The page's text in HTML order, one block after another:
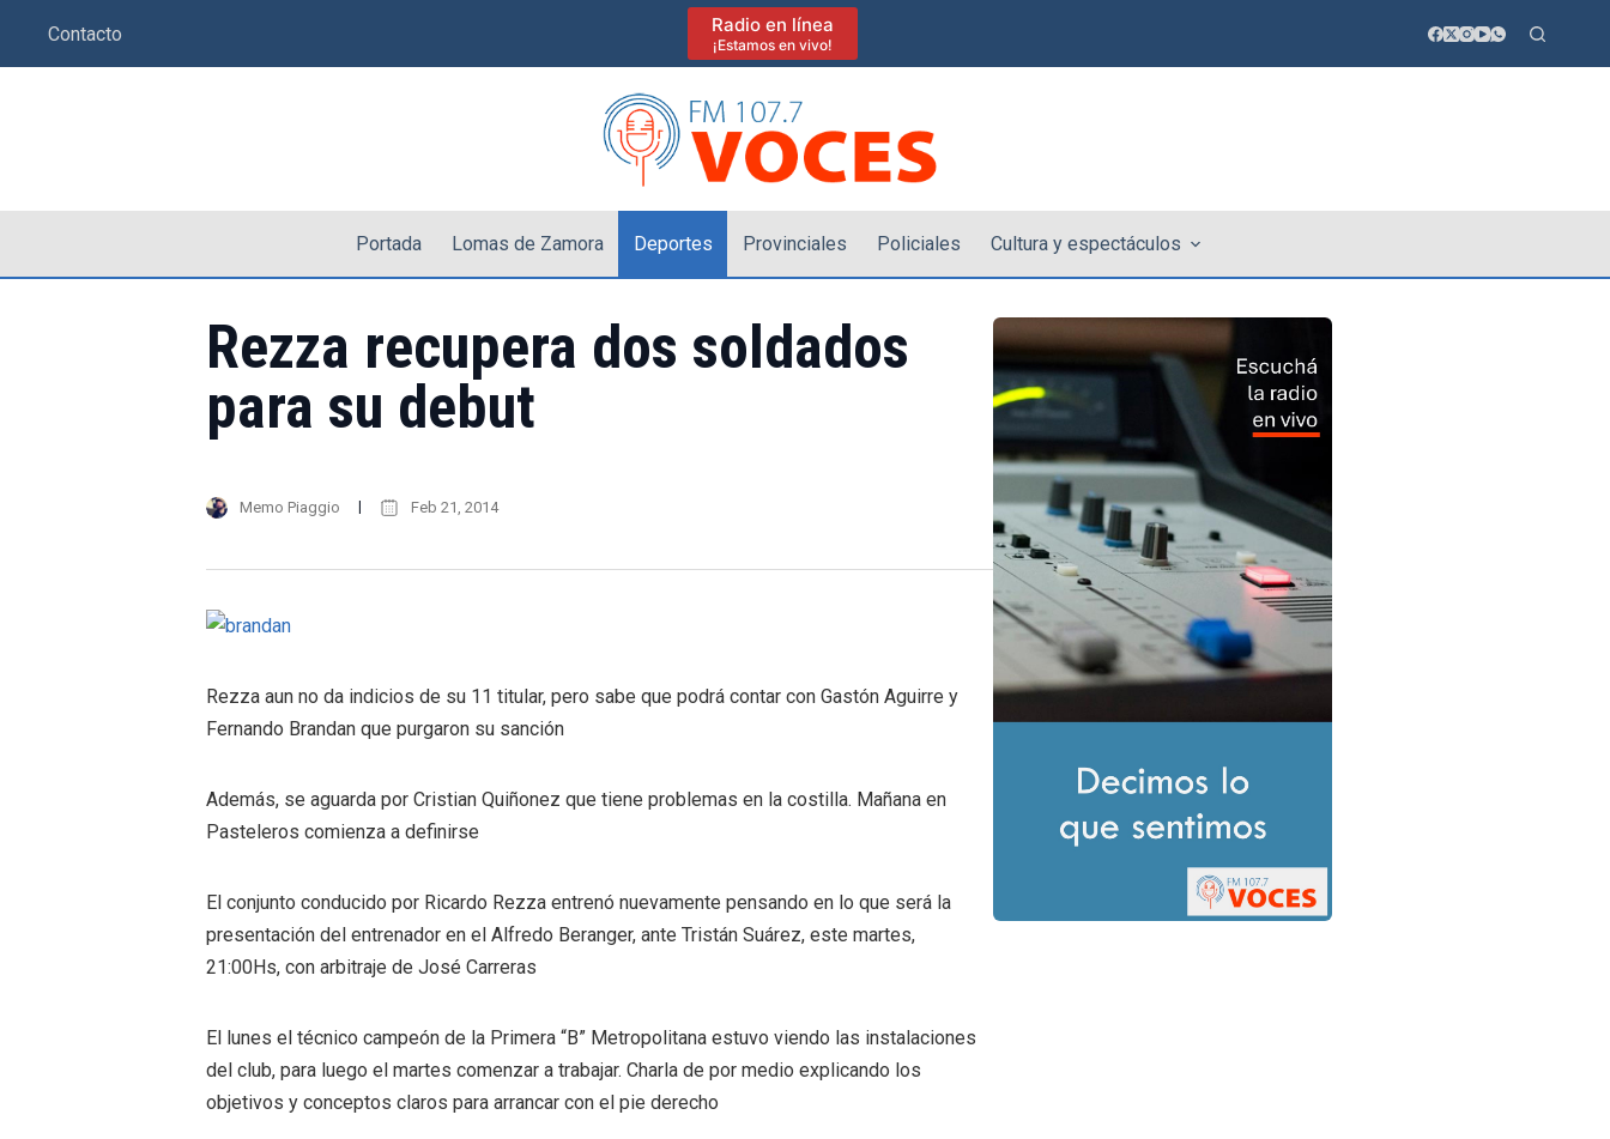
Contacto Radio en línea
¡Estamos en vivo!
Portada Lomas de Zamora Deportes Provinciales Policiales Cultura y espectáculos
Rezza recupera dos soldados
para su debut
Memo Piaggio Feb 21, 2014
Rezza aun no da indicios de su 11 titular, pero sabe que podrá contar con Gastón Aguirre y
Fernando Brandan que purgaron su sanción
Además, se aguarda por Cristian Quiñonez que tiene problemas en la costilla. Mañana en
Pasteleros comienza a definirse
El conjunto conducido por Ricardo Rezza entrenó nuevamente pensando en lo que será la
presentación del entrenador en el Alfredo Beranger, ante Tristán Suárez, este martes,
21:00Hs, con arbitraje de José Carreras
El lunes el técnico campeón de la Primera “B” Metropolitana estuvo viendo las instalaciones
del club, para luego el martes comenzar a trabajar. Charla de por medio explicando los
objetivos y conceptos claros para arrancar con el pie derecho